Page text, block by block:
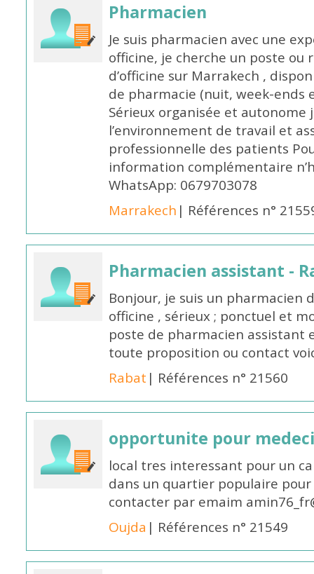
Pharmacien
Je suis pharmacien avec une
officine, je cherche un poste
d’officine sur Marrakech ,
de pharmacie (nuit, week-ends
Sérieux organisée et autonome
l’environnement de travail et
professionnelle des patients
information complémentaire
WhatsApp: 0679703078
Marrakech | Références n°
Pharmacien assistant -
Bonjour, je suis un pharmacien
officine , sérieux ; ponctuel et
poste de pharmacien
toute proposition ou contact
Rabat | Références n° 21560
opportunite pour
local tres interessant pour un
dans un quartier populaire
contacter par emaim
Oujda | Références n° 21549